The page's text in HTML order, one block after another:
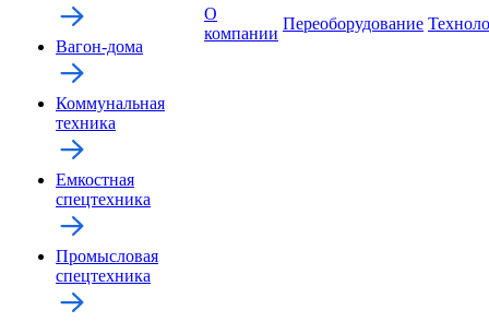
Вагон-дома
Коммунальная
техника
Емкостная
спецтехника
Промысловая
спецтехника
О
компании
Переоборудование